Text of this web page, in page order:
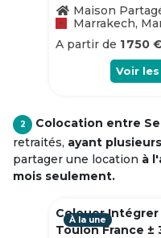
Maison
Marrakech,
A partir de 1 750
Voir les
2 Colocation entre
retraités, ayant
partager une location à
mois seulement.
Colouer
Toulon France ±
À la une